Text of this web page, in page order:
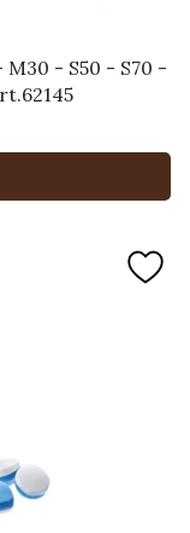
M30 - S50 - S70 -